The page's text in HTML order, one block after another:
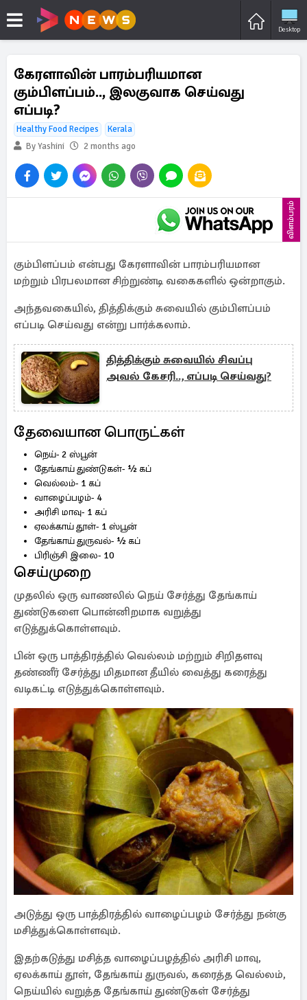
Desktop
கேரளாவின் பாரம்பரியமான
கும்பிளப்பம்.., இலகுவாக செய்வது
எப்படி?
Healthy Food Recipes
Kerala
By Yashini
2 months ago
விளம்பரம்
கும்பிளப்பம் என்பது கேரளாவின் பாரம்பரியமான
மற்றும் பிரபலமான சிற்றுண்டி வகைகளில் ஒன்றாகும்.
அந்தவகையில், தித்திக்கும் சுவையில் கும்பிளப்பம்
எப்படி செய்வது என்று பார்க்கலாம்.
தித்திக்கும் சுவையில் சிவப்பு
அவல் கேசரி.., எப்படி செய்வது?
தேவையான பொருட்கள்
நெய்- 2 ஸ்பூன்
தேங்காய் துண்டுகள்- ½ கப்
வெல்லம்- 1 கப்
வாழைப்பழம்- 4
அரிசி மாவு- 1 கப்
ஏலக்காய் தூள்- 1 ஸ்பூன்
தேங்காய் துருவல்- ½ கப்
பிரிஞ்சி இலை- 10
செய்முறை
முதலில் ஒரு வாணலில் நெய் சேர்த்து தேங்காய்
துண்டுகளை பொன்னிறமாக வறுத்து
எடுத்துக்கொள்ளவும்.
பின் ஒரு பாத்திரத்தில் வெல்லம் மற்றும் சிறிதளவு
தண்ணீர் சேர்த்து மிதமான தீயில் வைத்து கரைத்து
வடிகட்டி எடுத்துக்கொள்ளவும்.
அடுத்து ஒரு பாத்திரத்தில் வாழைப்பழம் சேர்த்து நன்கு
மசித்துக்கொள்ளவும்.
இதற்கடுத்து மசித்த வாழைப்பழத்தில் அரிசி மாவு,
ஏலக்காய் தூள், தேங்காய் துருவல், கரைத்த வெல்லம்,
நெய்யில் வறுத்த தேங்காய் துண்டுகள் சேர்த்து